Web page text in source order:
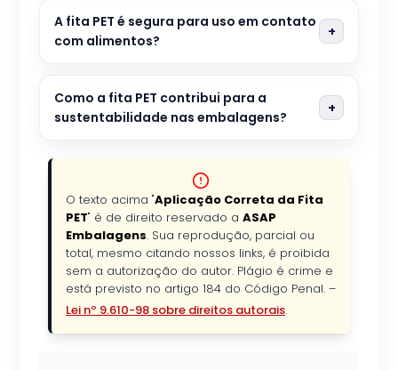
A fita PET é segura para uso em contato
com alimentos?
Como a fita PET contribui para a
sustentabilidade nas embalagens?
O texto acima "Aplicação Correta da Fita
PET" é de direito reservado a ASAP
Embalagens. Sua reprodução, parcial ou
total, mesmo citando nossos links, é proibida
sem a autorização do autor. Plágio é crime e
está previsto no artigo 184 do Código Penal. –
Lei nº 9.610-98 sobre direitos autorais.